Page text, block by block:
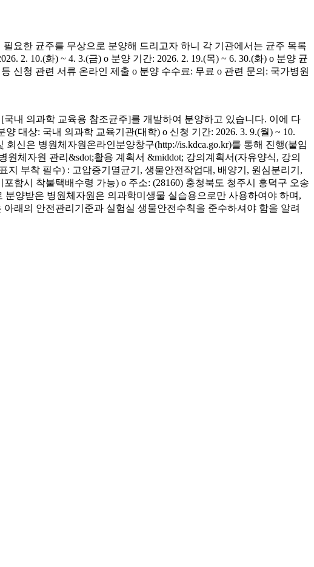
요한 균주를 무상으로 분양해 드리고자 하니 각 기관에서는 균주 목록
2. 10.(화) ~ 4. 3.(금) o 분양 기간: 2026. 2. 19.(목) ~ 6. 30.(화) o 분양 균
신청 관련 서류 온라인 제출 o 분양 수수료: 무료 o 관련 문의: 국가병원
내 의과학 교육용 참조균주]를 개발하여 분양하고 있습니다. 이에 다
대상: 국내 의과학 교육기관(대학) o 신청 기간: 2026. 3. 9.(월) ~ 10.
신은 병원체자원온라인분양창구(http://is.kdca.go.kr)를 통해 진행(붙임
체자원 관리&sdot;활용 계획서 &middot; 강의계획서(자유양식, 강의
부착 필수) : 고압증기멸균기, 생물안전작업대, 배양기, 원심분리기,
함시 착불택배수령 가능) o 주소: (28160) 충청북도 청주시 흥덕구 오송
양받은 병원체자원은 의과학미생물 실습용으로만 사용하여야 하며,
래의 안전관리기준과 실험실 생물안전수칙을 준수하셔야 함을 알려